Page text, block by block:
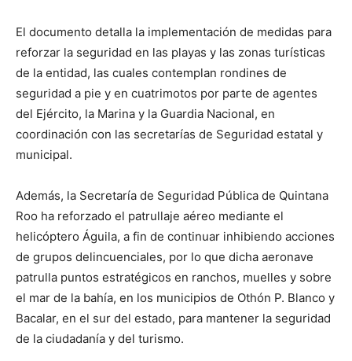
El documento detalla la implementación de medidas para
reforzar la seguridad en las playas y las zonas turísticas
de la entidad, las cuales contemplan rondines de
seguridad a pie y en cuatrimotos por parte de agentes
del Ejército, la Marina y la Guardia Nacional, en
coordinación con las secretarías de Seguridad estatal y
municipal.
Además, la Secretaría de Seguridad Pública de Quintana
Roo ha reforzado el patrullaje aéreo mediante el
helicóptero Águila, a fin de continuar inhibiendo acciones
de grupos delincuenciales, por lo que dicha aeronave
patrulla puntos estratégicos en ranchos, muelles y sobre
el mar de la bahía, en los municipios de Othón P. Blanco y
Bacalar, en el sur del estado, para mantener la seguridad
de la ciudadanía y del turismo.